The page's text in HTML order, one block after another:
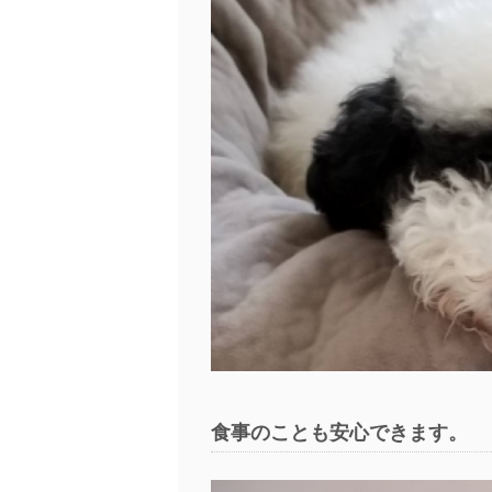
食事のことも安心できます。